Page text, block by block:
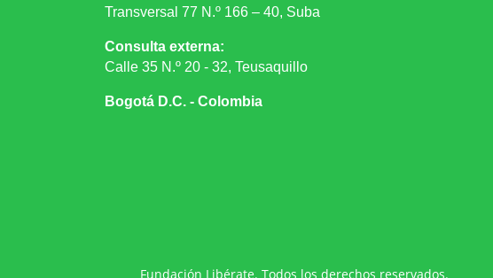
Transversal 77 N.º 166 – 40, Suba
Consulta externa:
Calle 35 N.º 20 - 32, Teusaquillo
Bogotá D.C. - Colombia
Fundación Libérate. Todos los derechos reservados.